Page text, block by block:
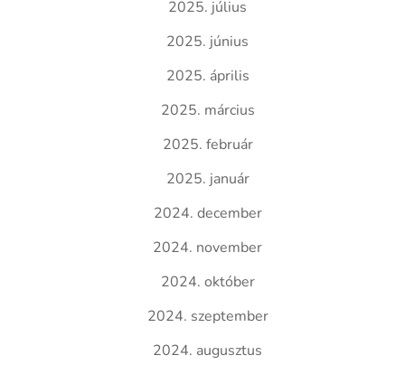
2025. július
2025. június
2025. április
2025. március
2025. február
2025. január
2024. december
2024. november
2024. október
2024. szeptember
2024. augusztus